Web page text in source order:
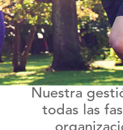
Nuestra
todas las